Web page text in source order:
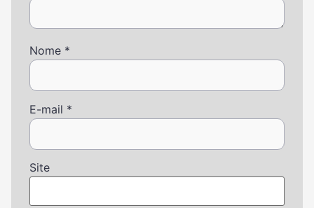
Nome *
E-mail *
Site